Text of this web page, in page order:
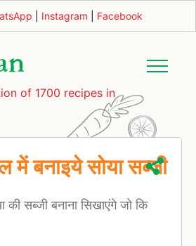
Instagram Facebook
of 1700 recipes in
में बनाइये सोया सब्‍जी
की सब्‍जी बनाना सिखाएंगे जो कि